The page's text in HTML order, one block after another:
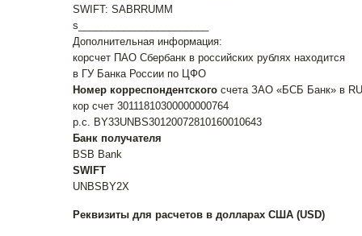
SWIFT: SABRRUMM
s_______________________
Дополнительная информация:
корсчет ПАО Сбербанк в российских рублях находится
в ГУ Банка России по ЦФО
Номер корреспондентского счета ЗАО «БСБ Банк» в
кор счет 30111810300000000764
р.с. BY33UNBS30120072810160010643
Банк получателя
BSB Bank
SWIFT
UNBSBY2X
Реквизиты для расчетов в долларах США (USD)